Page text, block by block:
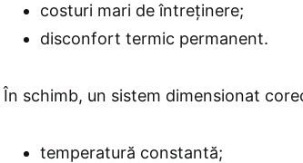
costuri mari de întreținere;
disconfort termic permanent.
În schimb, un sistem dimensionat
temperatură constantă;